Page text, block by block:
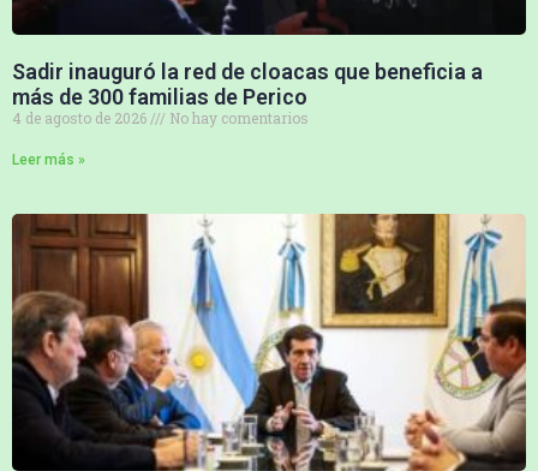
Sadir inauguró la red de cloacas que beneficia a
más de 300 familias de Perico
4 de agosto de 2026 No hay comentarios
Leer más »